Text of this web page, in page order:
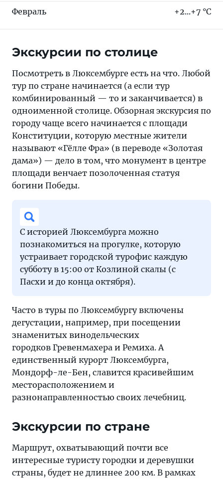
Февраль +2...+7 °C
Экскурсии по столице
Посмотреть в Люксембурге есть на что. Любой
тур по стране начинается (а если тур
комбинированный — то и заканчивается) в
одноименной столице. Обзорная экскурсия по
городу чаще всего начинается с площади
Конституции, которую местные жители
называют «Гёлле Фра» (в переводе «Золотая
дама») — дело в том, что монумент в центре
площади венчает позолоченная статуя
богини Победы.
С историей Люксембурга можно
познакомиться на прогулке, которую
устраивает городской турофис каждую
субботу в 15:00 от Козлиной скалы (с
Пасхи и до конца октября).
Часто в туры по Люксембургу включены
дегустации, например, при посещении
знаменитых винодельческих
городков Гревенмахера и Ремиха. А
единственный курорт Люксембурга,
Мондорф-ле-Бен, славится красивейшим
месторасположением и
разнонаправленностью своих лечебниц.
Экскурсии по стране
Маршрут, охватывающий почти все
интересные туристу городки и деревушки
страны, будет не длиннее 200 км. В рамках